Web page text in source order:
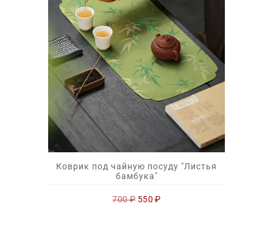
Коврик под чайную посуду "Листья
бамбука"
700₽ Первоначальная
550₽Текущая